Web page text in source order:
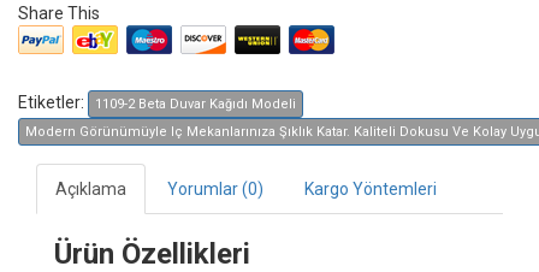
Share This
Etiketler:
1109-2 Beta Duvar Kağıdı Modeli
Modern Görünümüyle Iç Mekanlarınıza Şıklık Katar. Kaliteli Dokusu Ve Kolay
Açıklama Yorumlar (0) Kargo Yöntemleri
Ürün Özellikleri